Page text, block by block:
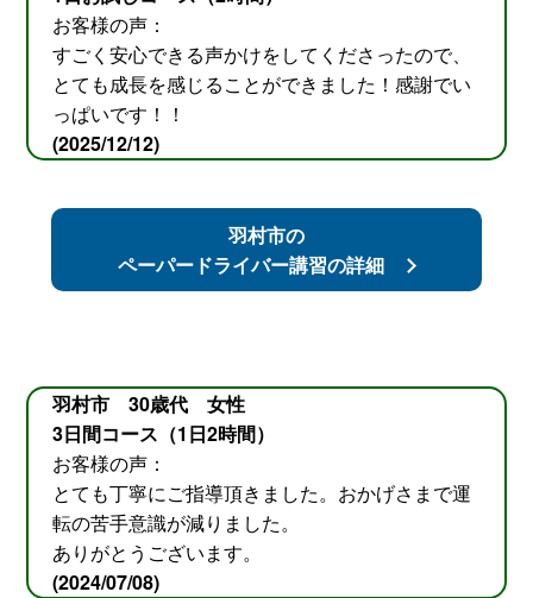
お客様の声：
すごく安心できる声かけをしてくださったので、
とても成長を感じることができました！感謝でい
っぱいです！！
(2025/12/12)
羽村市の
ペーパードライバー講習の詳細
羽村市 30歳代 女性
3日間コース（1日2時間）
お客様の声：
とても丁寧にご指導頂きました。おかげさまで運
転の苦手意識が減りました。
ありがとうございます。
(2024/07/08)